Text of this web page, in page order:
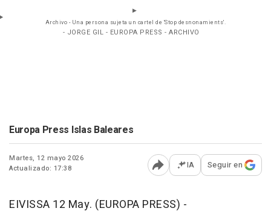
Archivo - Una persona sujeta un cartel de 'Stop desnonamients'.
- JORGE GIL - EUROPA PRESS - ARCHIVO
Europa Press Islas Baleares
Martes, 12 mayo 2026
Actualizado: 17:38
Abrir opciones para
IA Seguir en
EIVISSA 12 May. (EUROPA PRESS) -